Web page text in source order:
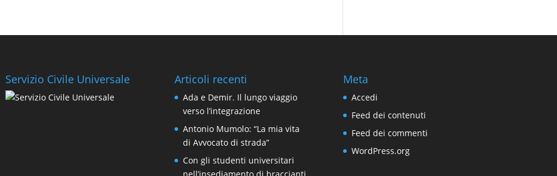
Servizio Civile Universale Articoli recenti
Ada e Demir. Il lungo viaggio
verso l’integrazione
Antonio Mumolo: “La mia vita
di Avvocato di strada”
Con gli studenti universitari
nell’insediamento di braccianti
Meta
Accedi
Feed dei contenuti
Feed dei commenti
WordPress.org